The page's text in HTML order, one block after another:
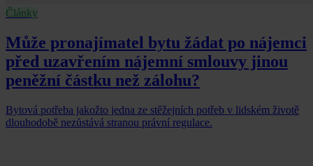
Články
Může pronajímatel bytu žádat po nájemci
před uzavřením nájemní smlouvy jinou
peněžní částku než zálohu?
Bytová potřeba jakožto jedna ze stěžejních potřeb v lidském životě
dlouhodobě nezůstává stranou právní regulace.